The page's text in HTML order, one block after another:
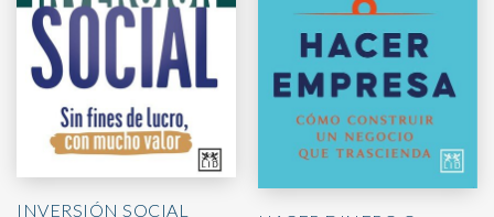
INVERSIÓN SOCIAL